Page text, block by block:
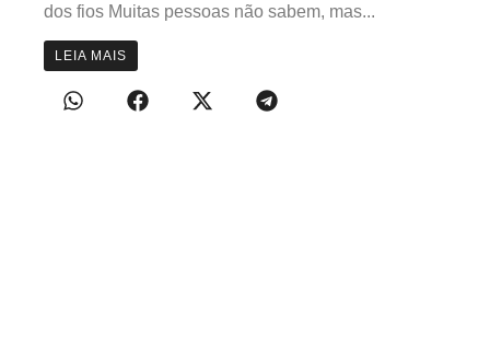
dos fios Muitas pessoas não sabem, mas...
LEIA MAIS